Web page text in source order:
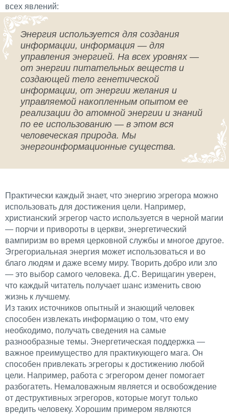
всех явлений:
Энергия используется для создания
информации, информация — для
управления энергией. На всех уровнях —
от энергии питательных веществ и
создающей тело генетической
информации, от энергии желания и
управляемой накопленным опытом ее
реализации до атомной энергии и знаний
по ее использованию — в этом вся
человеческая природа. Мы
энергоинформационные существа.
Практически каждый знает, что энергию эгрегора можно
использовать для достижения цели. Например,
христианский эгрегор часто используется в черной магии
— порчи и привороты в церкви, энергетический
вампиризм во время церковной службы и многое другое.
Эгрегориальная энергия может использоваться и во
благо людям и даже всему миру. Творить добро или зло
— это выбор самого человека. Д.С. Верищагин уверен,
что каждый читатель получает шанс изменить свою
жизнь к лучшему.
Из таких источников опытный и знающий человек
способен извлекать информацию о том, что ему
необходимо, получать сведения на самые
разнообразные темы. Энергетическая поддержка —
важное преимущество для практикующего мага. Он
способен привлекать эгрегоры к достижению любой
цели. Например, работа с эгрегором денег помогает
разбогатеть. Немаловажным является и освобождение
от деструктивных эгрегоров, которые могут только
вредить человеку. Хорошим примером являются